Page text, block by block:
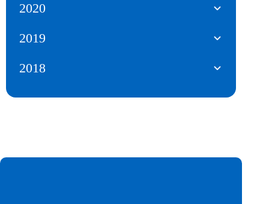
2020
2019
2018